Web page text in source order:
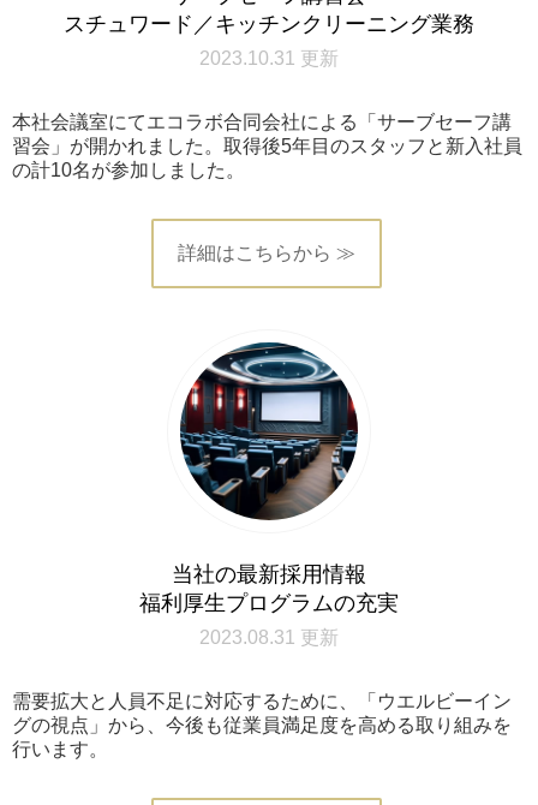
スチュワード／キッチンクリーニング業務
2023.10.31 更新
本社会議室にてエコラボ合同会社による「サーブセーフ講
習会」が開かれました。取得後5年目のスタッフと新入社員
の計10名が参加しました。
詳細はこちらから ≫
当社の最新採用情報
福利厚生プログラムの充実
2023.08.31 更新
需要拡大と人員不足に対応するために、「ウエルビーイン
グの視点」から、今後も従業員満足度を高める取り組みを
行います。